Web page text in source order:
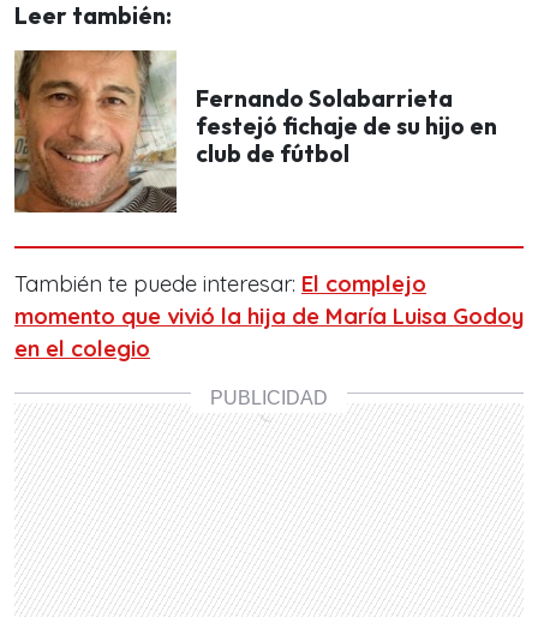
Leer también:
Fernando Solabarrieta
festejó fichaje de su hijo en
club de fútbol
También te puede interesar: El complejo
momento que vivió la hija de María Luisa Godoy
en el colegio